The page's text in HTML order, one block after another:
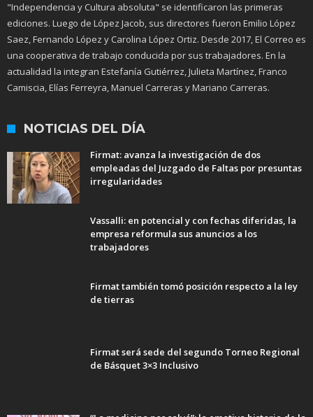
"Independencia y Cultura absoluta" se identificaron las primeras
ediciones. Luego de López Jacob, sus directores fueron Emilio López
Saez, Fernando López y Carolina López Ortiz. Desde 2017, El Correo es
una cooperativa de trabajo conducida por sus trabajadores. En la
actualidad la integran Estefanía Gutiérrez, Julieta Martínez, Franco
Camiscia, Elías Ferreyra, Manuel Carreras y Mariano Carreras.
NOTICIAS DEL DÍA
Firmat: avanza la investigación de dos
empleadas del Juzgado de Faltas por presuntas
irregularidades
Vassalli: en potencial y con fechas diferidas, la
empresa reformula sus anuncios a los
trabajadores
Firmat también tomó posición respecto a la ley
de tierras
Firmat será sede del segundo Torneo Regional
de Básquet 3×3 Inclusivo